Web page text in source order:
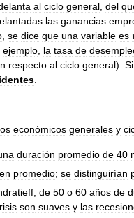
al ciclo general del
las ganancias
se dice que una variable es
ejemplo la tasa de
respecto al ciclo general). Si
económicos generales y
duración promedio de 40
en promedio; se distinguirían
de 50 o 60 años de
son suaves y las